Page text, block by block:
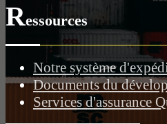
Ressources
Notre système
Documents du
Services d'assurance